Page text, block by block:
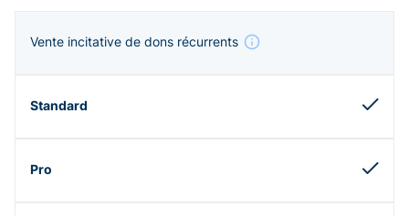
Vente incitative de dons récurrents